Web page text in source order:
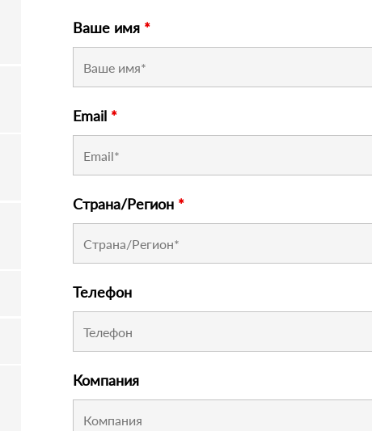
Ваше имя *
Email *
Страна/Регион *
Телефон
Компания